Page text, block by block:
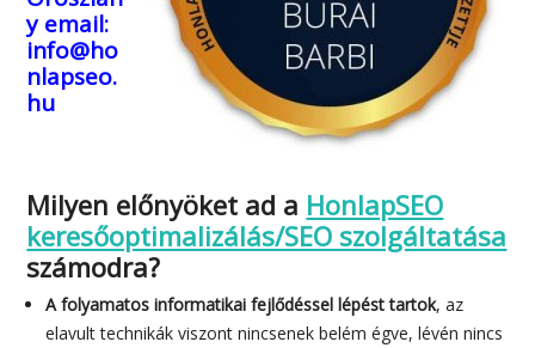
yemail:
info@ho
nlapseo.
hu
Milyen előnyöket ad a HonlapSEO
keresőoptimalizálás/SEO szolgáltatása
számodra?
A folyamatos informatikai fejlődéssel lépést tartok, az
elavult technikák viszont nincsenek belém égve, lévén nincs